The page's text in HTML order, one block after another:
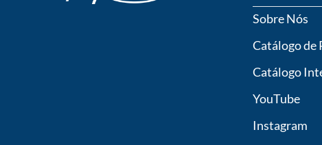
Sobre Nós
Catálogo de
Catálogo
YouTube
Instagram